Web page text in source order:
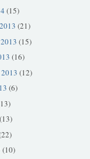
(15)
(21)
(15)
(16)
(12)
(6)
(13)
(10)